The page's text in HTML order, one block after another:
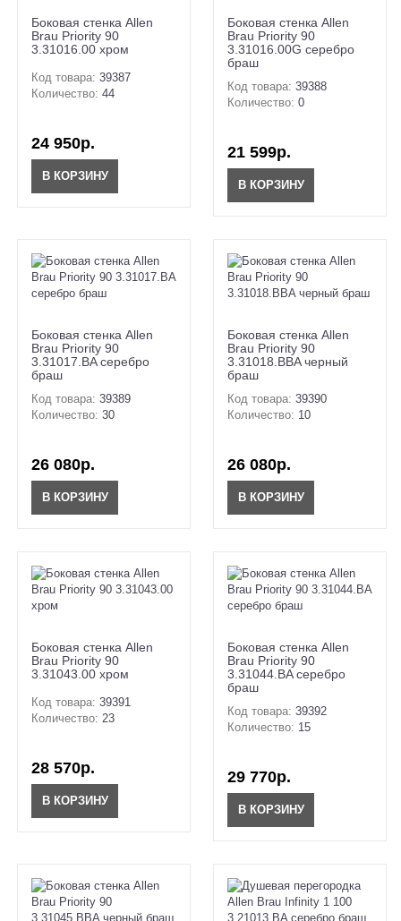
Боковая стенка Allen
Brau Priority 90
3.31016.00 хром
Код товара: 39387
Количество: 44
24 950р.
В КОРЗИНУ
Боковая стенка Allen
Brau Priority 90
3.31016.00G серебро
браш
Код товара: 39388
Количество: 0
21 599р.
В КОРЗИНУ
Боковая стенка Allen
Brau Priority 90
3.31017.BA серебро
браш
Код товара: 39389
Количество: 30
26 080р.
В КОРЗИНУ
Боковая стенка Allen
Brau Priority 90
3.31018.BBA черный
браш
Код товара: 39390
Количество: 10
26 080р.
В КОРЗИНУ
Боковая стенка Allen
Brau Priority 90
3.31043.00 хром
Код товара: 39391
Количество: 23
28 570р.
В КОРЗИНУ
Боковая стенка Allen
Brau Priority 90
3.31044.BA серебро
браш
Код товара: 39392
Количество: 15
29 770р.
В КОРЗИНУ